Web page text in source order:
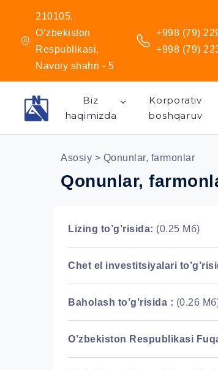
210105,
O‘zbekiston
Respublikasi,
Navoiy shahri - 5
+998 (79)
+998 (79)
Biz
haqimizda
Korporativ
boshqaruv
Asosiy > Qonunlar, farmonlar
Qonunlar,
Lizing to’g’risida: (0.25 Мб)
Chet el investitsiyalari
Baholash to’g’risida : (0.26
O’zbekiston Respublikasi